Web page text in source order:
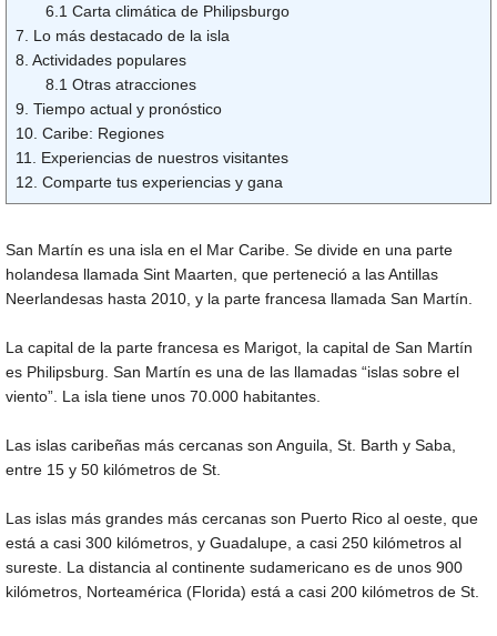
6.1 Carta climática de Philipsburgo
7. Lo más destacado de la isla
8. Actividades populares
8.1 Otras atracciones
9. Tiempo actual y pronóstico
10. Caribe: Regiones
11. Experiencias de nuestros visitantes
12. Comparte tus experiencias y gana
San Martín es una isla en el Mar Caribe. Se divide en una parte
holandesa llamada Sint Maarten, que perteneció a las Antillas
Neerlandesas hasta 2010, y la parte francesa llamada San Martín.
La capital de la parte francesa es Marigot, la capital de San Martín
es Philipsburg. San Martín es una de las llamadas “islas sobre el
viento”. La isla tiene unos 70.000 habitantes.
Las islas caribeñas más cercanas son Anguila, St. Barth y Saba,
entre 15 y 50 kilómetros de St.
Las islas más grandes más cercanas son Puerto Rico al oeste, que
está a casi 300 kilómetros, y Guadalupe, a casi 250 kilómetros al
sureste. La distancia al continente sudamericano es de unos 900
kilómetros, Norteamérica (Florida) está a casi 200 kilómetros de St.